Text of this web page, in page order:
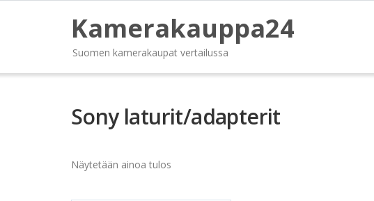
Kamerakauppa24
Suomen kamerakaupat vertailussa
Sony laturit/adapterit
Näytetään ainoa tulos